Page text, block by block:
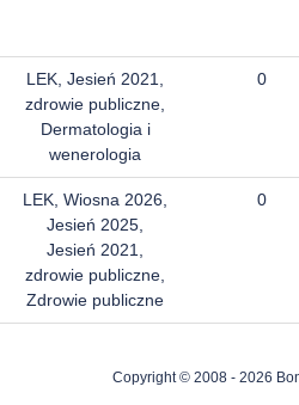
LEK, Jesień 2021,
zdrowie publiczne,
Dermatologia i
wenerologia
0
LEK, Wiosna 2026,
Jesień 2025,
Jesień 2021,
zdrowie publiczne,
Zdrowie publiczne
0
Copyright © 2008 - 2026